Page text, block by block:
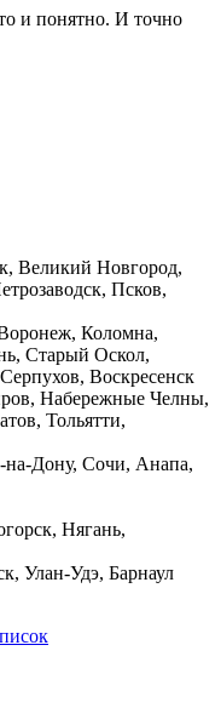
и понятно. И точно
Великий Новгород,
Псков,
Коломна,
Старый Оскол,
Воскресенск
Набережные Челны,
Тольятти,
на-Дону, Сочи, Анапа,
Нягань,
Улан-Удэ, Барнаул